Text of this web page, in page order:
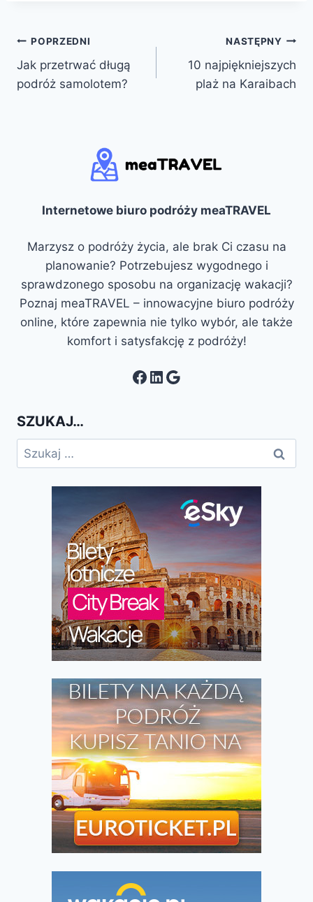
Nawigacja
wpisu
POPRZEDNI
Jak przetrwać długą
podróż samolotem?
NASTĘPNY
10 najpiękniejszych
plaż na Karaibach
Internetowe biuro podróży meaTRAVEL
Marzysz o podróży życia, ale brak Ci czasu na
planowanie? Potrzebujesz wygodnego i
sprawdzonego sposobu na organizację wakacji?
Poznaj meaTRAVEL – innowacyjne biuro podróży
online, które zapewnia nie tylko wybór, ale także
komfort i satysfakcję z podróży!
Facebook
LinkedIn
Google
SZUKAJ…
Szukaj: